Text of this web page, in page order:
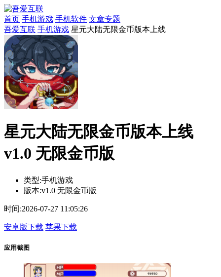
首页 手机游戏 手机软件 文章专题
吾爱互联 手机游戏 星元大陆无限金币版本上线
星元大陆无限金币版本上线
v1.0 无限金币版
类型:手机游戏
版本:v1.0 无限金币版
时间:2026-07-27 11:05:26
安卓版下载 苹果下载
应用截图